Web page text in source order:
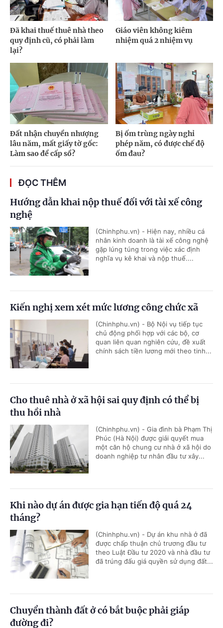
Đã khai thuế thuê nhà theo
quy định cũ, có phải làm
lại?
Giáo viên không kiêm
nhiệm quá 2 nhiệm vụ
Đất nhận chuyển nhượng
lâu năm, mất giấy tờ gốc:
Làm sao để cấp sổ?
Bị ốm trùng ngày nghỉ
phép năm, có được chế độ
ốm đau?
ĐỌC THÊM
Hướng dẫn khai nộp thuế đối với tài xế công
nghệ
(Chinhphu.vn) - Hiện nay, nhiều cá
nhân kinh doanh là tài xế công nghệ
gặp lúng túng trong việc xác định
nghĩa vụ kê khai và nộp thuế....
Kiến nghị xem xét mức lương công chức xã
(Chinhphu.vn) - Bộ Nội vụ tiếp tục
chủ động phối hợp với các bộ, cơ
quan liên quan nghiên cứu, đề xuất
chính sách tiền lương mới theo tinh...
Cho thuê nhà ở xã hội sai quy định có thể bị
thu hồi nhà
(Chinhphu.vn) - Gia đình bà Phạm Thị
Phúc (Hà Nội) được giải quyết mua
một căn hộ chung cư nhà ở xã hội do
doanh nghiệp tư nhân đầu tư xây...
Khi nào dự án được gia hạn tiến độ quá 24
tháng?
(Chinhphu.vn) - Dự án khu nhà ở đã
được chấp thuận chủ trương đầu tư
theo Luật Đầu tư 2020 và nhà đầu tư
đã trúng đấu giá quyền sử dụng đất...
Chuyển thành đất ở có bắt buộc phải giáp
đường đi?